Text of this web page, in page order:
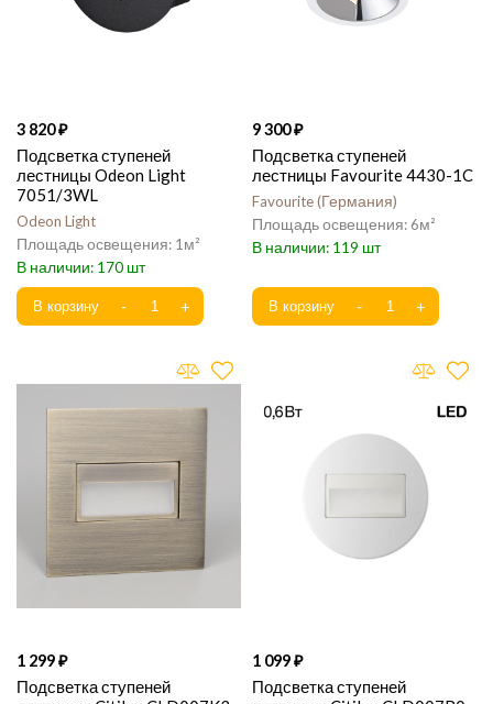
3 820
Подсветка ступеней
лестницы Odeon Light
7051/3WL
Odeon Light
1
170
9 300
Подсветка ступеней
лестницы Favourite 4430-1C
Favourite Германия
6
119
1 299
Подсветка ступеней
1 099
Подсветка ступеней